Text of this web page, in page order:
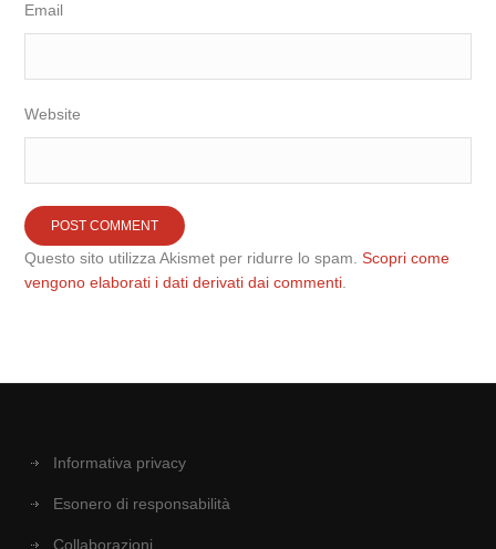
Email
Website
Questo sito utilizza Akismet per ridurre lo spam.Scopri come
vengono elaborati i dati derivati dai commenti
Informativa privacy
Esonero di responsabilità
Collaborazioni